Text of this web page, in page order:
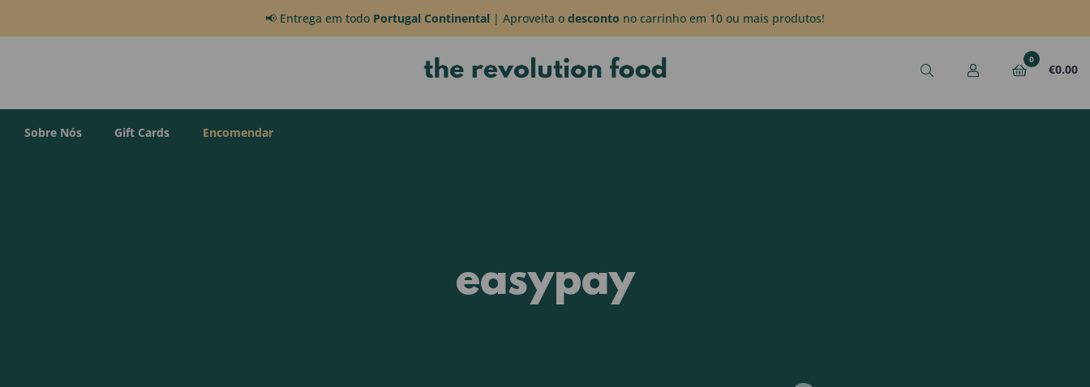
📢 Entrega em todo Portugal Continental | Aproveita o desconto no carrinho em 10 ou mais produtos!
0
€0.00
Sobre Nós Gift Cards Encomendar
easypay